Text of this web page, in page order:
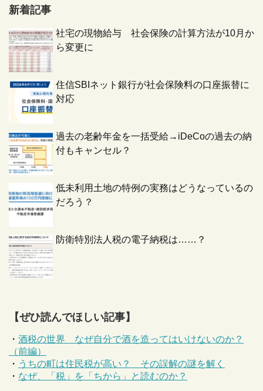
新着記事
社宅の現物給与 社会保険の計算方法が10月か
ら変更に
住信SBIネット銀行が社会保険料の口座振替に
対応
過去の老齢年金を一括受給→iDeCoの過去の納
付もキャンセル？
低未利用土地の特例の実務はどうなっているの
だろう？
防衛特別法人税の電子納税は……？
【ぜひ読んでほしい記事】
・ 酒税の世界 なぜ自分で酒を造ってはいけないのか？
（前編）
・ うちの町は住民税が高い？ その誤解の謎を解く
・ なぜ、「税」を「ちから」と読むのか？